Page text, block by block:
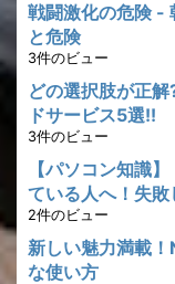
戦闘激化の危険 -
と危険
3件のビュー
どの選択肢が正
ドサービス5選!!
3件のビュー
【パソコン知識
ている人へ！失
2件のビュー
新しい魅力満載
な使い方